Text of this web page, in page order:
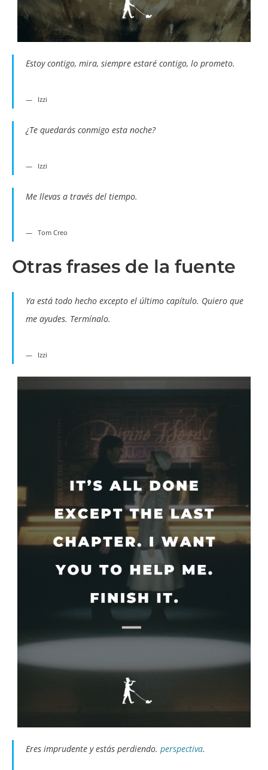
Estoy contigo, mira, siempre estaré contigo, lo prometo.
Izzi
¿Te quedarás conmigo esta noche?
Izzi
Me llevas a través del tiempo.
Tom Creo
Otras frases de la fuente
Ya está todo hecho excepto el último capítulo. Quiero que
me ayudes. Termínalo.
Izzi
Eres imprudente y estás perdiendo. perspectiva.